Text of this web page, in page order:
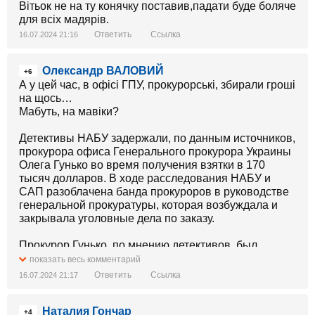
Вітьок не на ту конячку поставив,падати буде боляче
для всіх мадярів.
16.07.2024 21:16 Ответить Ссылка
+6
Олександр ВАЛОВИЙ
А у цей час, в офісі ГПУ, прокурорські, збирали гроші
на щось…
Мабуть, на мавіки?
Детективы НАБУ задержали, по данным источников,
прокурора офиса Генерального прокурора Украины
Олега Гунько во время получения взятки в 170
тысяч долларов. В ходе расследования НАБУ и
САП разоблачена банда прокуроров в руководстве
генеральной прокуратуры, которая возбуждала и
закрывала уголовные дела по заказу.
Прокурор Гунько, по мнению детективов, был
участником этой банды и непосредственно получал
деньги за закрытие уголовного дела. Ему сообщили
подозрении другим участникам преступления.
показать весь комментарий
16.07.2024 21:17 Ответить Ссылка
+4
Наталия Гончар